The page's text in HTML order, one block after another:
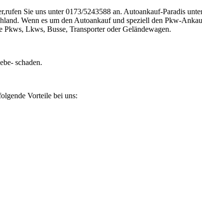
Sie uns unter 0173/5243588 an. Autoankauf-Paradis
Wenn es um den Autoankauf und speziell den Pkw-
Lkws, Busse, Transporter oder Geländewagen.
schaden.
Vorteile bei uns: